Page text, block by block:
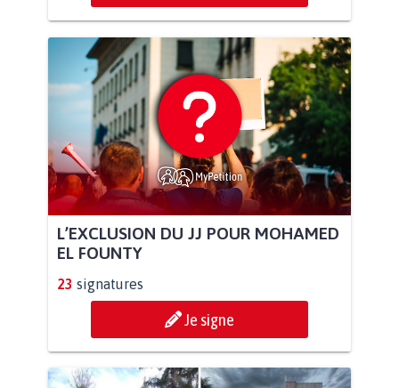
L’EXCLUSION DU JJ POUR MOHAMED
EL FOUNTY
23 signatures
Je signe